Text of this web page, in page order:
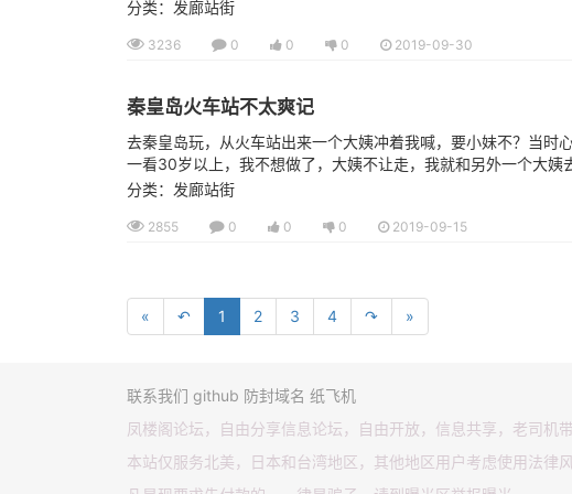
分类：发廊站街
3236 0 0 0 2019-09-30
秦皇岛火车站不太爽记
去秦皇岛玩，从火车站出来一个大姨冲着我喊，要小妹不？当
一看30岁以上，我不想做了，大姨不让走，我就和另外一个大姨
分类：发廊站街
2855 0 0 0 2019-09-15
« ↶ 1 2 3 4 ↷ »
联系我们 github 防封域名 纸飞机
凤楼阁论坛，自由分享信息论坛，自由开放，信息共享，老司机带
本站仅服务北美，日本和台湾地区，其他地区用户考虑使用法律风